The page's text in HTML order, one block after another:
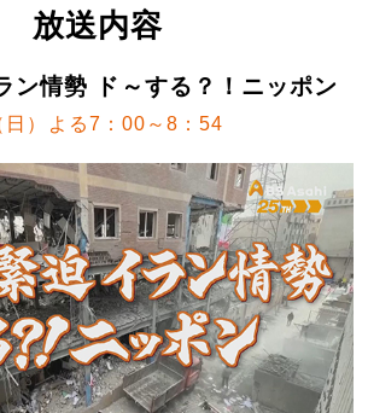
放送内容
ン情勢 ド～する？！ニッポン
）よる7：00～8：54